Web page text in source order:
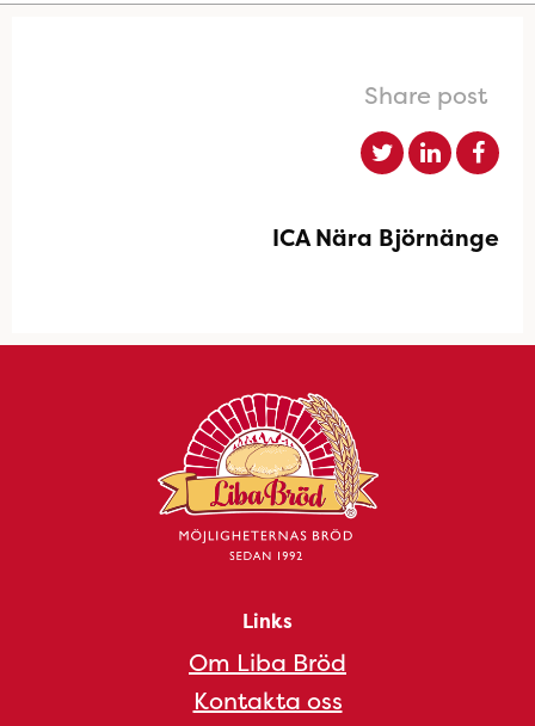
Share post
ICA Nära Björnänge
Links
Om Liba Bröd
Kontakta oss